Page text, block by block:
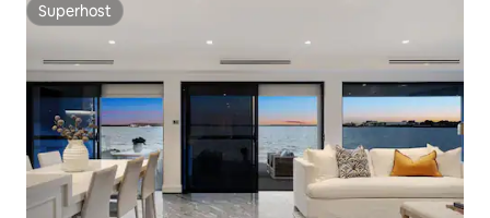
Superhost
Superhost